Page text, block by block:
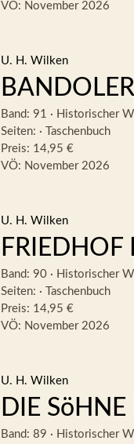
VÖ: November 2026
U. H. Wilken
Band: 91 · Historischer
Seiten: · Taschenbuch
Preis: 14,95 €
VÖ: November 2026
U. H. Wilken
FRIEDHOF
Band: 90 · Historischer
Seiten: · Taschenbuch
Preis: 14,95 €
VÖ: November 2026
U. H. Wilken
DIE SöHNE
Band: 89 · Historischer